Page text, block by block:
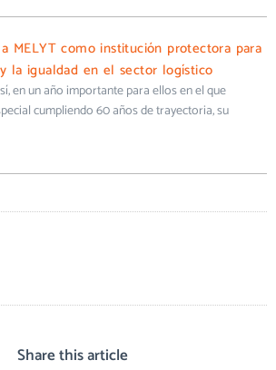
MELYT como institución protectora para
la igualdad en el sector logístico
en un año importante para ellos en el que
cumpliendo 60 años de trayectoria, su
Share this article